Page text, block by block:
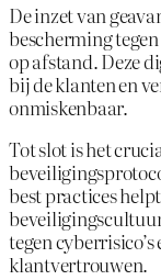
De inzet van
bescherming
op afstand. Deze
bij de klanten en
onmiskenbaar.
Tot slot is het
best practices
tegen
klantvertrouwen.